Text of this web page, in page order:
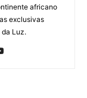
africano
exclusivas
Luz.